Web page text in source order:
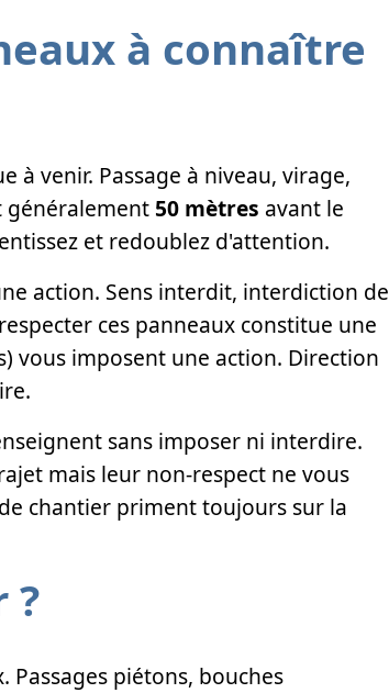
à connaître
à venir. Passage à niveau, virage,
généralement 50 mètres avant le
et redoublez d'attention.
action. Sens interdit, interdiction de
ces panneaux constitue une
vous imposent une action. Direction
sans imposer ni interdire.
mais leur non-respect ne vous
de chantier priment toujours sur la
?
piétons, bouches